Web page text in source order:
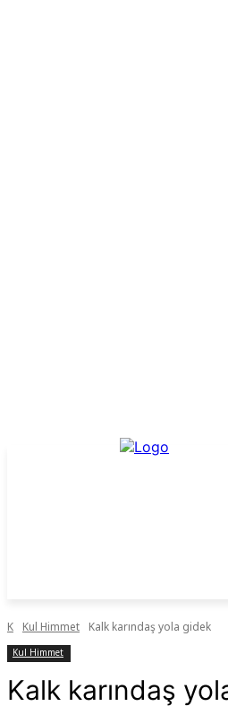
K Kul Himmet Kalk karındaş yola gidek
Kul Himmet
Kalk karındaş